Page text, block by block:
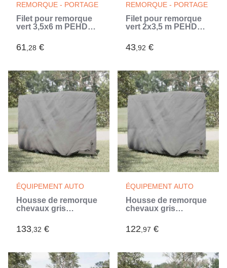
REMORQUE - PORTAGE
Filet pour remorque
vert 3,5x6 m PEHD
61,28 €
REMORQUE - PORTAGE
Filet pour remorque
vert 2x3,5 m PEHD
43,92 €
ÉQUIPEMENT AUTO
Housse de remorque
chevaux gris
non tissé (Gris)
133,32 €
ÉQUIPEMENT AUTO
Housse de remorque
chevaux gris
non tissé (Gris)
122,97 €